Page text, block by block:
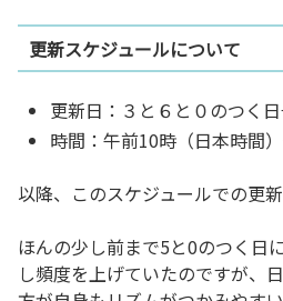
更新スケジュールについて
更新日：３と６と０のつく
時間：午前10時（日本時間
以降、このスケジュールでの更新
ほんの少し前まで5と0のつく日
し頻度を上げていたのですが、